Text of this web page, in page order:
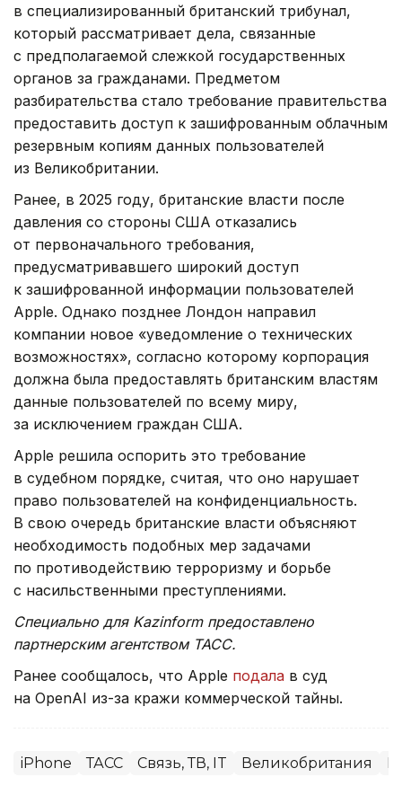
в специализированный британский трибунал,
который рассматривает дела, связанные
с предполагаемой слежкой государственных
органов за гражданами. Предметом
разбирательства стало требование правительства
предоставить доступ к зашифрованным облачным
резервным копиям данных пользователей
из Великобритании.
Ранее, в 2025 году, британские власти после
давления со стороны США отказались
от первоначального требования,
предусматривавшего широкий доступ
к зашифрованной информации пользователей
Apple. Однако позднее Лондон направил
компании новое «уведомление о технических
возможностях», согласно которому корпорация
должна была предоставлять британским властям
данные пользователей по всему миру,
за исключением граждан США.
Apple решила оспорить это требование
в судебном порядке, считая, что оно нарушает
право пользователей на конфиденциальность.
В свою очередь британские власти объясняют
необходимость подобных мер задачами
по противодействию терроризму и борьбе
с насильственными преступлениями.
Специально для Kazinform предоставлено
партнерским агентством ТАСС.
Ранее сообщалось, что Apple подала в суд
на OpenAI из-за кражи коммерческой тайны.
iPhone ТАСС Связь, ТВ, IT Великобритания